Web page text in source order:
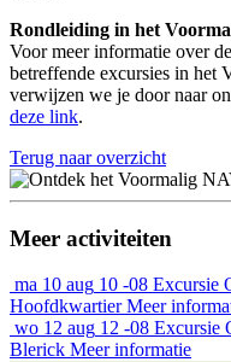
Rondleiding in het
Voor meer informatie over
betreffende excursies in
verwijzen we je door naar
deze link.
Terug naar overzicht
Meer activiteiten
ma 10 aug 10 -08 Excursie
HoofdkwartierMeer
wo 12 aug 12 -08 Excursie
Blerick Meer informatie